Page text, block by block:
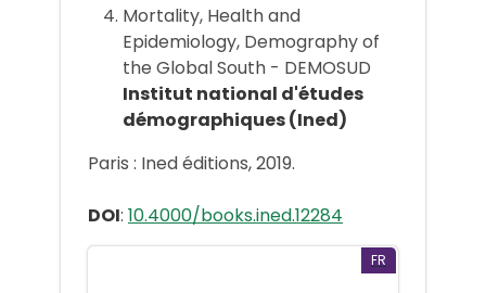
Mortality, Health and
Epidemiology, Demography of
the Global South - DEMOSUD
Institut national d'études
démographiques (Ined)
Paris : Ined éditions, 2019.
DOI: 10.4000/books.ined.12284
FR